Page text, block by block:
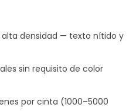
densidad — texto nítido y
sin requisito de color
por cinta (1000–5000